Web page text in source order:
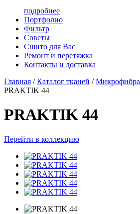
подробнее
Портфолио
Фильтр
Советы
Сшито для Вас
Ремонт и перетяжка
Контакты и доставка
Главная / Каталог тканей / Микрофибра
PRAKTIK 44
PRAKTIK 44
Перейти в коллекцию